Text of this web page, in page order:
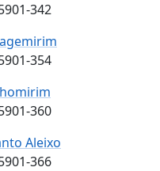
342
354
360
Aleixo
366